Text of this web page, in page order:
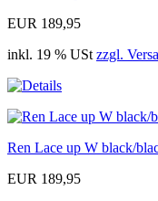
EUR 189,95
inkl. 19 % USt zzgl.
Ren Lace up W black/
EUR 189,95